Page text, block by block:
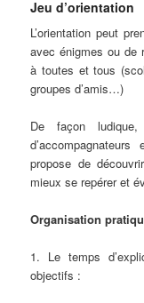
Jeu d’orientation
L’orientation peut
avec énigmes ou de
à toutes et tous
groupes d’amis…)
De façon ludique,
propose de
mieux se repérer et
Organisation
1. Le temps
objectifs :